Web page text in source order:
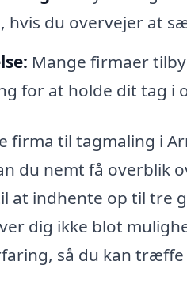
hvis du overvejer at
Mange firmaer
for at holde dit tag i
firma til tagmaling i
du nemt få overblik
at indhente op til tre
dig ikke blot
så du kan